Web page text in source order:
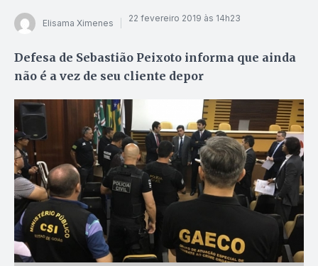
Elisama Ximenes 22 fevereiro 2019 às 14h23
Defesa de Sebastião Peixoto informa que ainda
não é a vez de seu cliente depor